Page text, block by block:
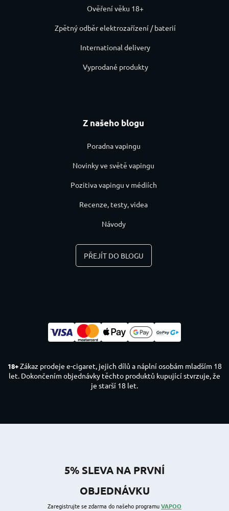
Ověření věku 18+
Zpětný odběr elektrozařízení / baterií
International delivery
Vyprodané produkty
Z našeho blogu
Poradna vapingu
Novinky ve světě vapingu
Pozitiva vapingu v médiích
Recenze, testy, videa
Návody
PŘEJÍT DO BLOGU
18+Zákaz prodeje e-cigaret, jejich dílů a náplní osobám mladším 18
let. Dokončením objednávky těchto produktů kupující stvrzuje, že
je starší 18 let.
5% SLEVA NA PRVNÍ
OBJEDNÁVKU
Zaregistrujte se zdarma do našeho programuVAPOO